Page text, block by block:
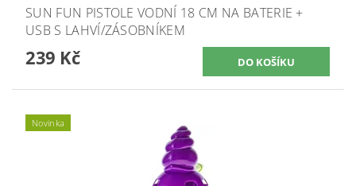
SUN FUN PISTOLE VODNÍ 18 CM NA BATERIE +
USB S LAHVÍ/ZÁSOBNÍKEM
239 Kč
Novinka